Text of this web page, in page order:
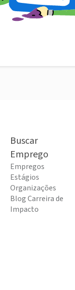
Buscar
Emprego
Empregos
Estágios
Organizações
Blog Carreira de
Impacto